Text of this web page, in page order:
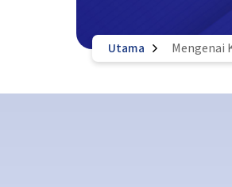
Utama Mengenai